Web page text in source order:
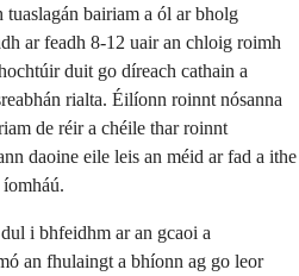
bairiam a ól ar bholg
ar feadh 8-12 uair an chloig roimh
duit go díreach cathain a
rialta. Éilíonn roinnt nósanna
de réir a chéile thar roinnt
daoine eile leis an méid ar fad a ithe
i bhfeidhm ar an gcaoi a
an fhulaingt a bhíonn ag go leor